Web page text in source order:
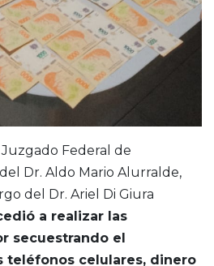
Federal de
Dr. Aldo Mario Alurralde,
del Dr. Ariel Di Giura
a realizar las
secuestrando el
teléfonos celulares, dinero